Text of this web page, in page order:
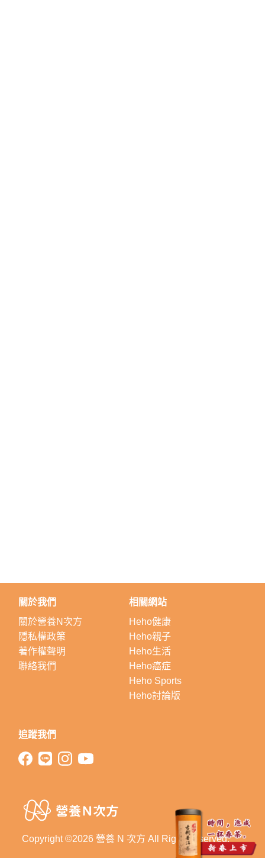
Copyright ©2026 營養 N 次方 All Right Reserved.
關於我們
關於營養N次方
隱私權政策
著作權聲明
聯絡我們
相關網站
Heho健康
Heho親子
Heho生活
Heho癌症
Heho Sports
Heho討論版
追蹤我們